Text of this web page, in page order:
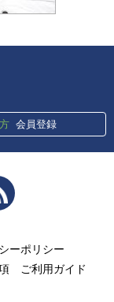
会員登録
ーポリシー
ご利用ガイド